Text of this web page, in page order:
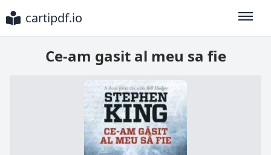
cartipdf.io
Ce-am gasit al meu sa fie